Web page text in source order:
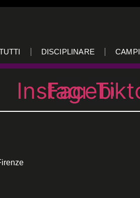
DISCIPLINARE CAMPI
Instagram